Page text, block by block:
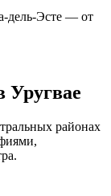
дель-Эсте — от
Уругвае
районах